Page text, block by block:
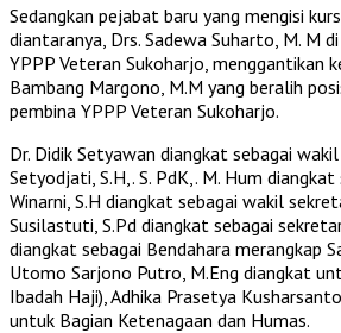
Sedangkan pejabat baru yang mengisi
diantaranya, Drs. Sadewa Suharto, M. M
YPPP Veteran Sukoharjo, menggantikan
Bambang Margono, M.M yang beralih
pembina YPPP Veteran Sukoharjo.
Dr. Didik Setyawan diangkat sebagai
Setyodjati, S.H,. S. PdK,. M. Hum diangkat
Winarni, S.H diangkat sebagai wakil
Susilastuti, S.Pd diangkat sebagai
diangkat sebagai Bendahara merangkap
Utomo Sarjono Putro, M.Eng diangkat
Ibadah Haji), Adhika Prasetya
untuk Bagian Ketenagaan dan Humas.